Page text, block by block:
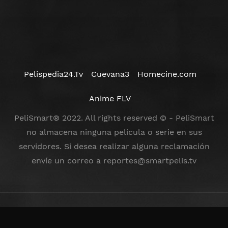
Pelispedia24.Tv Cuevana3 Homecine.com
Anime FLV
PeliSmart® 2022. All rights reserved © - PeliSmart
no almacena ninguna película o serie en sus
servidores. Si desea realizar alguna reclamación
envíe un correo a reportes@smartpelis.tv